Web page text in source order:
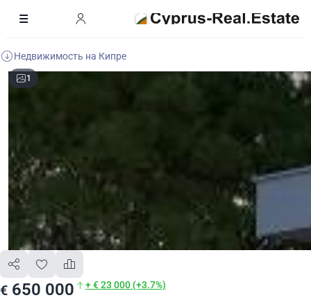
Недвижимость на Кипре
1
€ 650 000 + € 23 000 (+3.7%)